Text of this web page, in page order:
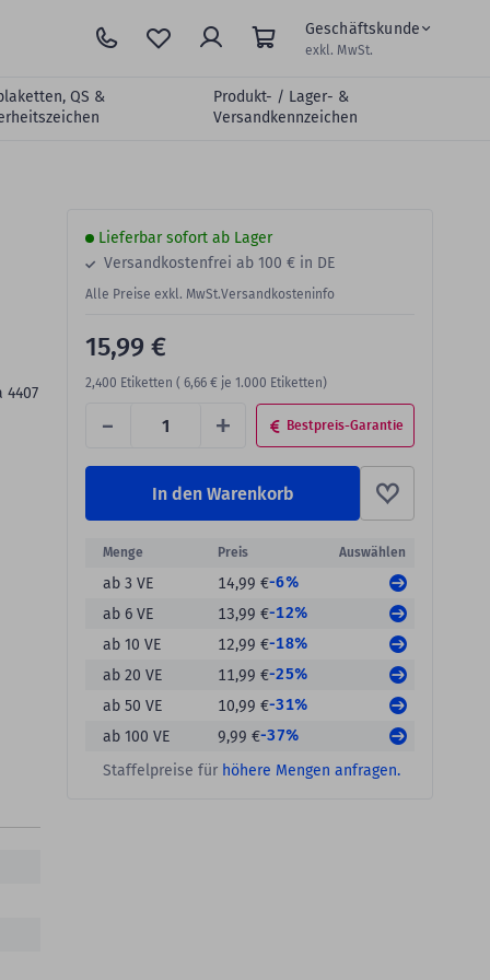
Geschäftskunde
exkl. MwSt.
QS &
Produkt- / Lager- &
Versandkennzeichen
4407
Lieferbar sofort ab Lager
Versandkostenfrei ab 100 € in DE
Alle Preise exkl. MwSt.Versandkosteninfo
- + Bestpreis-Garantie
15,99 €
2,400 Etiketten ( 6,66 € je 1.000 Etiketten)
In den Warenkorb
Menge Preis Auswählen
ab 3 VE 14,99 €-6%
ab 6 VE
13,99 €-12%
ab 10 VE
12,99 €-18%
ab 20 VE
11,99 €-25%
ab 50 VE
10,99 €-31%
ab 100 VE
9,99 €-37%
Staffelpreise für höhere Mengen anfragen.